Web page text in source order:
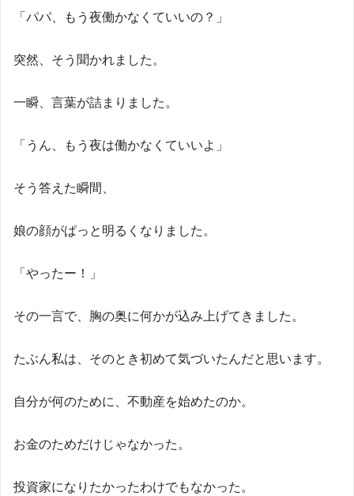
「パパ、もう夜働かなくていいの？」
突然、そう聞かれました。
一瞬、言葉が詰まりました。
「うん、もう夜は働かなくていいよ」
そう答えた瞬間、
娘の顔がぱっと明るくなりました。
「やったー！」
その一言で、胸の奥に何かが込み上げてきました。
たぶん私は、そのとき初めて気づいたんだと思います。
自分が何のために、不動産を始めたのか。
お金のためだけじゃなかった。
投資家になりたかったわけでもなかった。